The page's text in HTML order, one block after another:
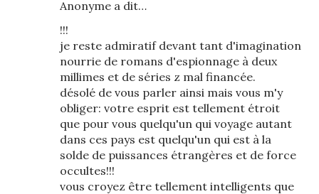
Anonyme a dit…
!!!
je reste admiratif devant tant d'imagination
nourrie de romans d'espionnage à deux
millimes et de séries z mal financée.
désolé de vous parler ainsi mais vous m'y
obliger: votre esprit est tellement étroit
que pour vous quelqu'un qui voyage autant
dans ces pays est quelqu'un qui est à la
solde de puissances étrangères et de force
occultes!!!
vous croyez être tellement intelligents que